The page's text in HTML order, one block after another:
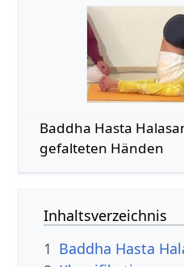
Baddha Hasta
gefalteten Händen
Inhaltsverzeichnis
1 Baddha Hasta